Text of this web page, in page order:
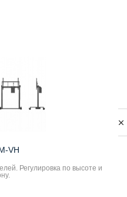
VH
Регулировка по высоте и